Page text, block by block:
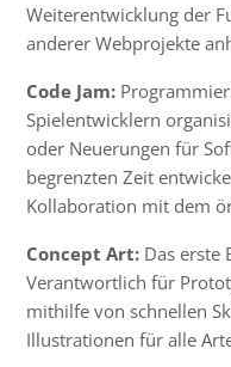
Weiterentwicklung der
anderer Webprojekte
Code Jam:
Spielentwicklern
oder Neuerungen für
begrenzten Zeit
Kollaboration mit dem
Concept Art: Das erste
Verantwortlich für
mithilfe von schnellen
Illustrationen für alle